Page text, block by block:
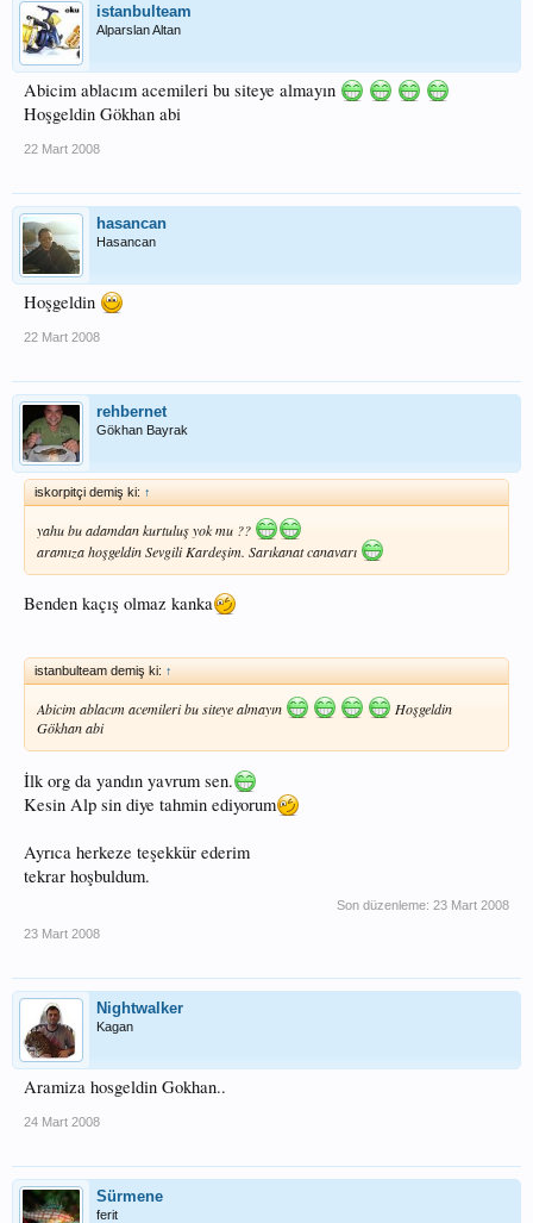
istanbulteam
Alparslan Altan
Abicim ablacım acemileri bu siteye almayın
Hoşgeldin Gökhan abi
22 Mart 2008
hasancan
Hasancan
Hoşgeldin
22 Mart 2008
rehbernet
Gökhan Bayrak
iskorpitçi demiş ki: ↑
yahu bu adamdan kurtuluş yok mu ??
aramıza hoşgeldin Sevgili Kardeşim. Sarıkanat canavarı
Benden kaçış olmaz kanka
istanbulteam demiş ki: ↑
Abicim ablacım acemileri bu siteye almayın
Hoşgeldin
Gökhan abi
İlk org da yandın yavrum sen.
Kesin Alp sin diye tahmin ediyorum
Ayrıca herkeze teşekkür ederim
tekrar hoşbuldum.
Son düzenleme: 23 Mart 2008
23 Mart 2008
Nightwalker
Kagan
Aramiza hosgeldin Gokhan..
24 Mart 2008
Sürmene
ferit